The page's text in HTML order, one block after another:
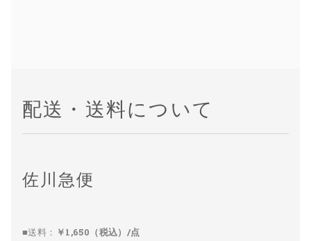
配送・送料について
佐川急便
■送料： ￥1,650（税込）/点